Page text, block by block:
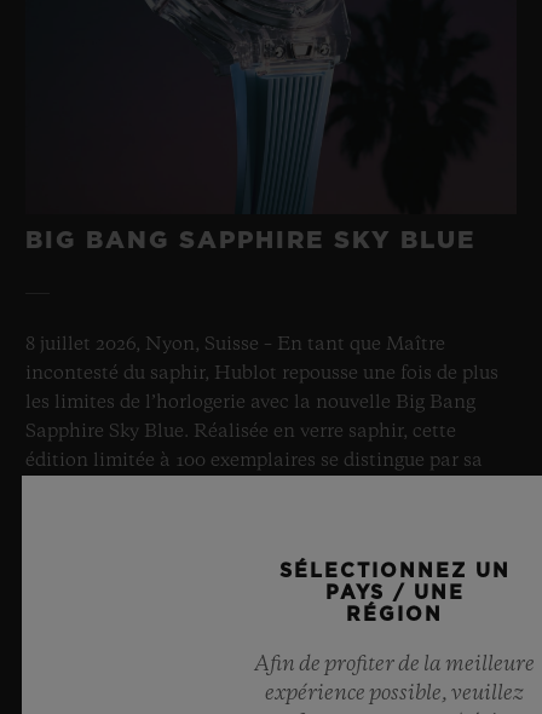
BIG BANG SAPPHIRE SKY BLUE
8 juillet 2026, Nyon, Suisse – En tant que Maître
incontesté du saphir, Hublot repousse une fois de plus
les limites de l’horlogerie avec la nouvelle Big Bang
Sapphire Sky Blue. Réalisée en verre saphir, cette
édition limitée à 100 exemplaires se distingue par sa
de designs d’exception et de matériaux
révolutionnaires. Et procure in fine une impression
SÉLECTIONNEZ UN
PAYS / UNE
RÉGION
Afin de profiter de la meilleure
expérience possible, veuillez